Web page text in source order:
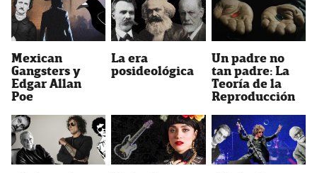
Mexican
Gangsters y
Edgar Allan
Poe
La era
posideológica
Un padre no
tan padre: La
Teoría de la
Reproducción